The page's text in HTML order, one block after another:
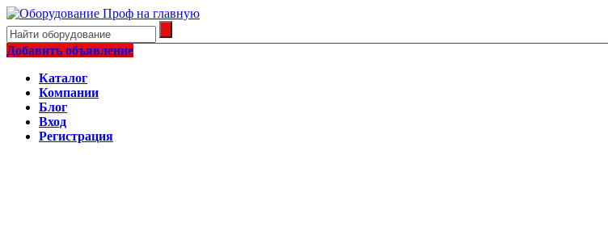
Добавить объявление
Каталог
Компании
Блог
Вход
Регистрация